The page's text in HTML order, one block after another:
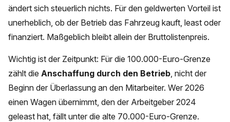
ändert sich steuerlich nichts. Für den geldwerten Vorteil ist
unerheblich, ob der Betrieb das Fahrzeug kauft, least oder
finanziert. Maßgeblich bleibt allein der Bruttolistenpreis.
Wichtig ist der Zeitpunkt: Für die 100.000-Euro-Grenze
zählt die Anschaffung durch den Betrieb , nicht der
Beginn der Überlassung an den Mitarbeiter. Wer 2026
einen Wagen übernimmt, den der Arbeitgeber 2024
geleast hat, fällt unter die alte 70.000-Euro-Grenze.